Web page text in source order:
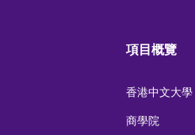
項目概覽
香港中文大學
商學院